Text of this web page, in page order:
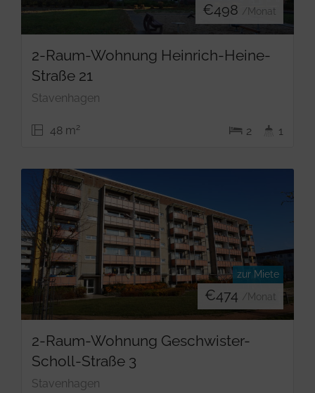
€498 /Monat
2-Raum-Wohnung Heinrich-Heine-
Straße 21
Stavenhagen
48 m2 2 1
zur Miete
€474 /Monat
2-Raum-Wohnung Geschwister-
Scholl-Straße 3
Stavenhagen